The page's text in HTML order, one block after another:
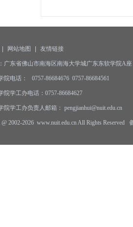
网站地图 友情链接
广东省佛山市南海区南海大学城广东东软学院A
院电话： 0757-86684676 0757-86684561
院学工办电话：0757-86684627
院学工办负责人邮箱： pengjianhui@nuit.edu.cn
@ 2002-2026 www.nuit.edu.cn All Rights Reserved